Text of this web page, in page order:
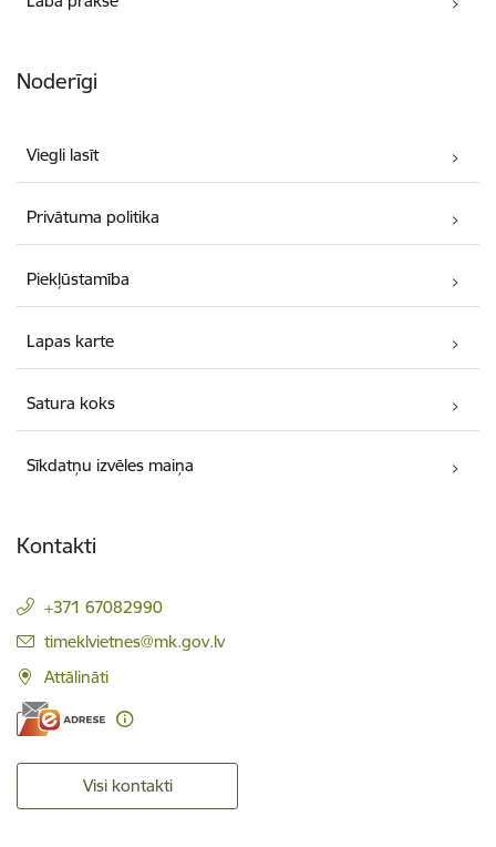
Noderīgi
Viegli lasīt
Privātuma politika
Piekļūstamība
Lapas karte
Satura koks
Sīkdatņu izvēles maiņa
Kontakti
+371 67082990
E-pasts:
timeklvietnes@mk.gov.lv
Attālināti
Visi kontakti